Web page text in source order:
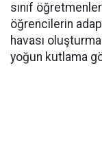
sınıf
öğrencilerin
havası
yoğun kutlama